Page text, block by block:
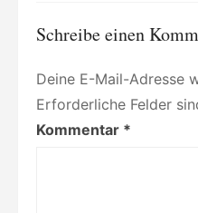
Schreibe einen
Deine E-Mail-Adresse
Erforderliche Felder
Kommentar *